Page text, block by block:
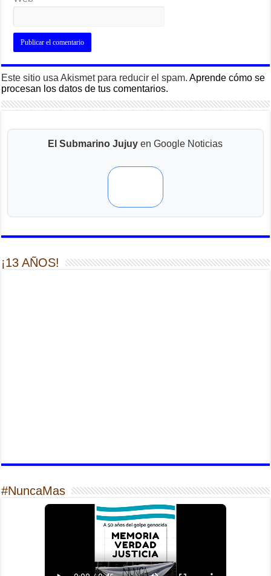
Este sitio usa Akismet para reducir el spam.Aprende cómo se
procesan los datos de tus comentarios.
El Submarino Jujuy en Google Noticias
¡13 AÑOS!
#NuncaMas